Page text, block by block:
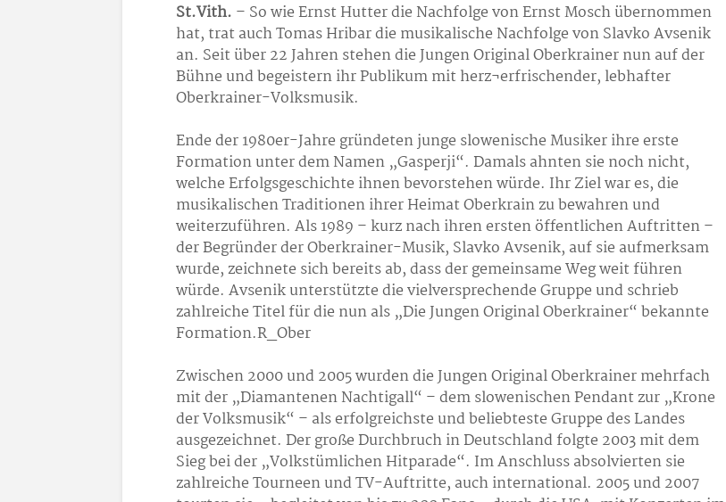
St.Vith. – So wie Ernst Hutter die Nachfolge von Ernst Mosch übernommen
hat, trat auch Tomas Hribar die musikalische Nachfolge von Slavko Avsenik
an. Seit über 22 Jahren stehen die Jungen Original Oberkrainer nun auf der
Bühne und begeistern ihr Publikum mit herz¬erfrischender, lebhafter
Oberkrainer-Volksmusik.
Ende der 1980er-Jahre gründeten junge slowenische Musiker ihre erste
Formation unter dem Namen „Gasperji“. Damals ahnten sie noch nicht,
welche Erfolgsgeschichte ihnen bevorstehen würde. Ihr Ziel war es, die
musikalischen Traditionen ihrer Heimat Oberkrain zu bewahren und
weiterzuführen. Als 1989 – kurz nach ihren ersten öffentlichen Auftritten –
der Begründer der Oberkrainer-Musik, Slavko Avsenik, auf sie aufmerksam
wurde, zeichnete sich bereits ab, dass der gemeinsame Weg weit führen
würde. Avsenik unterstützte die vielversprechende Gruppe und schrieb
zahlreiche Titel für die nun als „Die Jungen Original Oberkrainer“ bekannte
Formation.R_Ober
Zwischen 2000 und 2005 wurden die Jungen Original Oberkrainer mehrfach
mit der „Diamantenen Nachtigall“ – dem slowenischen Pendant zur „Krone
der Volksmusik“ – als erfolgreichste und beliebteste Gruppe des Landes
ausgezeichnet. Der große Durchbruch in Deutschland folgte 2003 mit dem
Sieg bei der „Volkstümlichen Hitparade“. Im Anschluss absolvierten sie
zahlreiche Tourneen und TV-Auftritte, auch international. 2005 und 2007